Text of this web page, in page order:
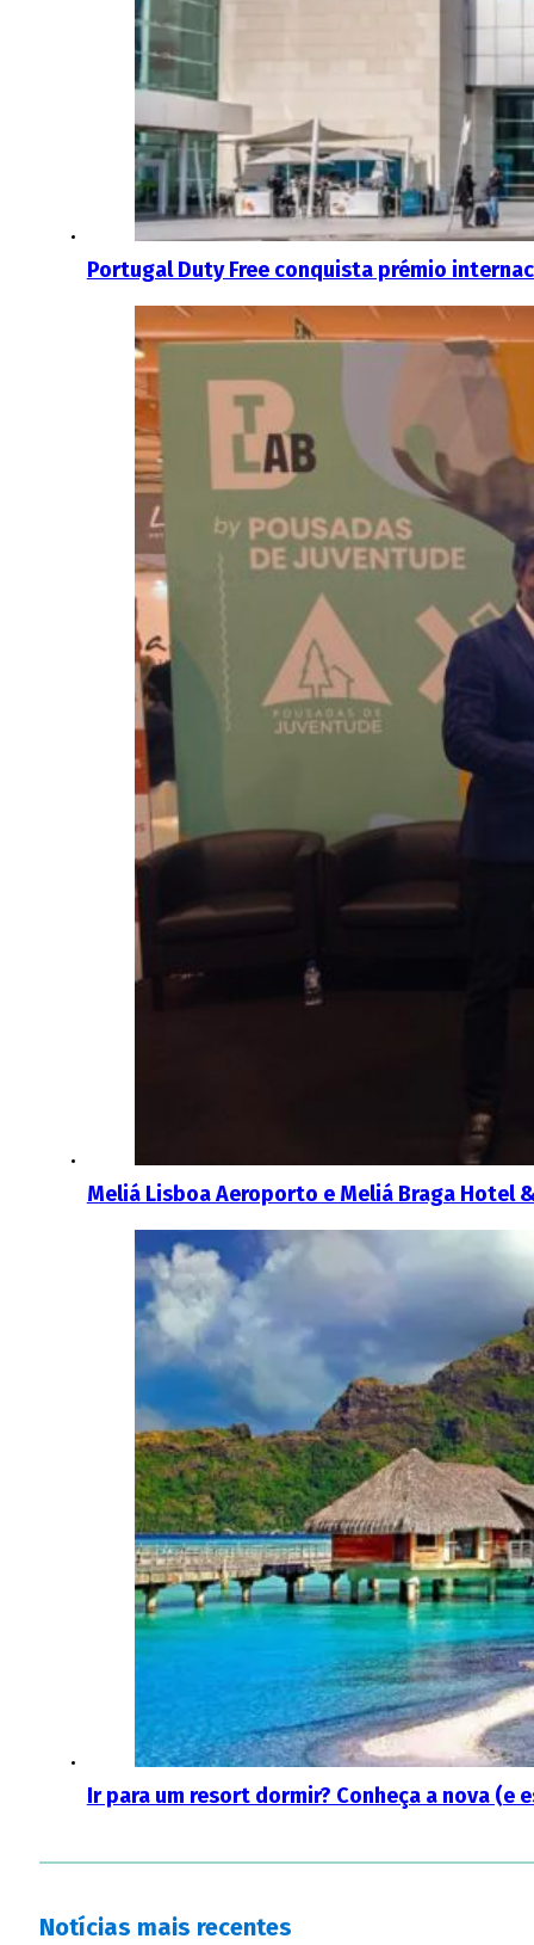
Portugal Duty Free conquista prémio
Meliá Lisboa Aeroporto e Meliá Braga Hotel
Ir para um resort dormir? Conheça a nova (e
Notícias mais recentes